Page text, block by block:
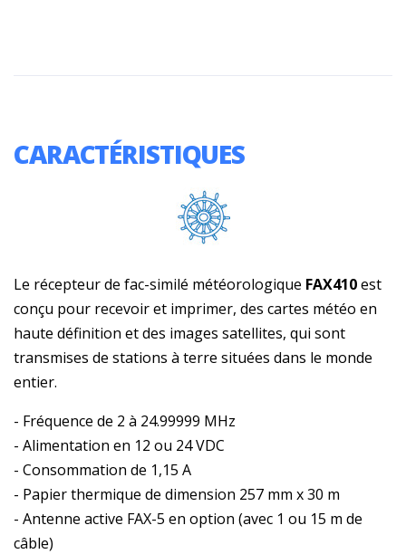
CARACTÉRISTIQUES
Le récepteur de fac-similé météorologique FAX410est
conçu pour recevoir et imprimer, des cartes météo en
haute définition et des images satellites, qui sont
transmises de stations à terre situées dans le monde
entier.
- Fréquence de 2 à 24.99999 MHz
- Alimentation en 12 ou 24 VDC
- Consommation de 1,15 A
- Papier thermique de dimension 257 mm x 30 m
- Antenne active FAX-5 en option (avec 1 ou 15 m de
câble)